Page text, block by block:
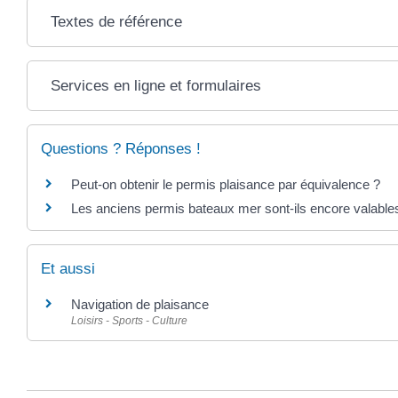
Textes de référence
Services en ligne et formulaires
Questions ? Réponses !
Peut-on obtenir le permis plaisance par équivalence ?
Les anciens permis bateaux mer sont-ils encore
Et aussi
Navigation de plaisance
Loisirs - Sports - Culture